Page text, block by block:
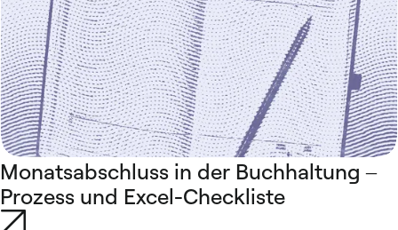
Monatsabschluss in der Buchhaltung –
Prozess und Excel-Checkliste